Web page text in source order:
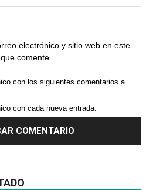
electrónico y sitio web en este
comente.
con los siguientes comentarios a
con cada nueva entrada.